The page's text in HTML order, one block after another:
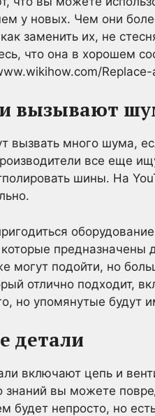
у новых. Чем они
заменить их, не
что она в хорошем
вызывают
вызвать много шума,
все еще
шины. На
которые
могут подойти, но
отлично подходит,
но упомянутые будут
детали
включают цепь и
знаний вы можете
будет непросто, но